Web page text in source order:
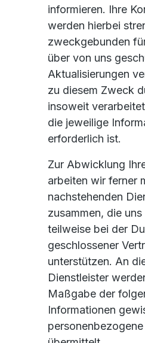
informieren. Ihre
werden hierbei
zweckgebunden
über von uns
Aktualisierungen
zu diesem Zweck
insoweit
die jeweilige
erforderlich ist.
Zur Abwicklung
arbeiten wir ferner
nachstehenden
zusammen, die
teilweise bei der
geschlossener
unterstützen. An
Dienstleister
Maßgabe der
Informationen